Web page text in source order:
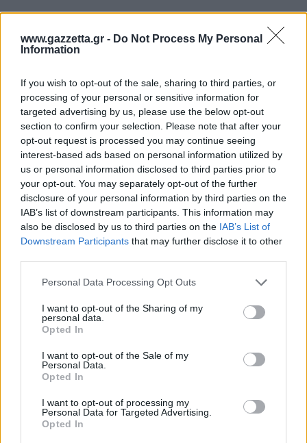
www.gazzetta.gr - Do Not Process My Personal
Information
If you wish to opt-out of the sale, sharing to third parties, or
processing of your personal or sensitive information for
targeted advertising by us, please use the below opt-out
section to confirm your selection. Please note that after your
opt-out request is processed you may continue seeing
interest-based ads based on personal information utilized by
us or personal information disclosed to third parties prior to
your opt-out. You may separately opt-out of the further
disclosure of your personal information by third parties on the
IAB’s list of downstream participants. This information may
also be disclosed by us to third parties on the IAB’s List of
Downstream Participants that may further disclose it to other
Please note that this website/app uses one or more Google
not limited to your visit or usage behaviour. You may click to
grant or deny consent to Google and its third-party tags to
use your data for below specified purposes in below Google
consent section.
Personal Data Processing Opt Outs
I want to opt-out of the Sharing of my
personal data.
Opted In
I want to opt-out of the Sale of my
Personal Data.
Opted In
I want to opt-out of processing my
Personal Data for Targeted Advertising.
Opted In
Βερολίνο
Μάντσεστερ
Δουβλίνο
Αμβούργο
Μπέρμιγχαμ